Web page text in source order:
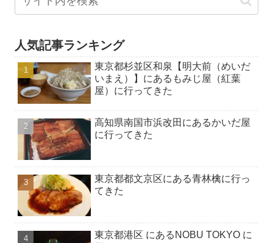
人気記事ランキング
東京都杉並区和泉【明大前（めいだ
いまえ）】にあるもみじ屋（紅葉
屋）に行ってきた
高知県南国市浜改田にあるかいだ屋
に行ってきた
東京都都文京区にある青林檎に行っ
てきた
東京都港区 にあるNOBU TOKYO に